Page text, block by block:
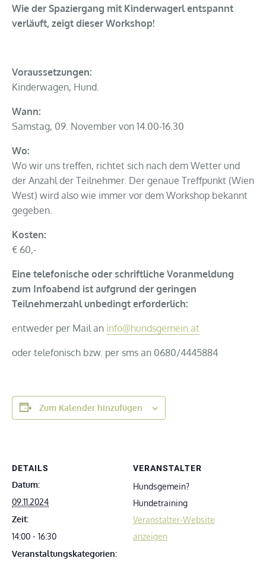
Wie der Spaziergang mit Kinderwagerl entspannt
verläuft, zeigt dieser Workshop!
Voraussetzungen:
Kinderwagen, Hund.
Wann:
Samstag, 09. November von 14.00-16.30
Wo:
Wo wir uns treffen, richtet sich nach dem Wetter und
der Anzahl der Teilnehmer. Der genaue Treffpunkt (Wien
West) wird also wie immer vor dem Workshop bekannt
gegeben.
Kosten:
€ 60,-
Eine telefonische oder schriftliche Voranmeldung
zum Infoabend ist aufgrund der geringen
Teilnehmerzahl unbedingt erforderlich:
entweder per Mail an info@hundsgemein.at
oder telefonisch bzw. per sms an 0680/4445884
Zum Kalender hinzufügen
DETAILS
Datum:
09.11.2024
Zeit:
14:00 - 16:30
Veranstaltungskategorien:
VERANSTALTER
Hundsgemein?
Hundetraining
Veranstalter-Website
anzeigen